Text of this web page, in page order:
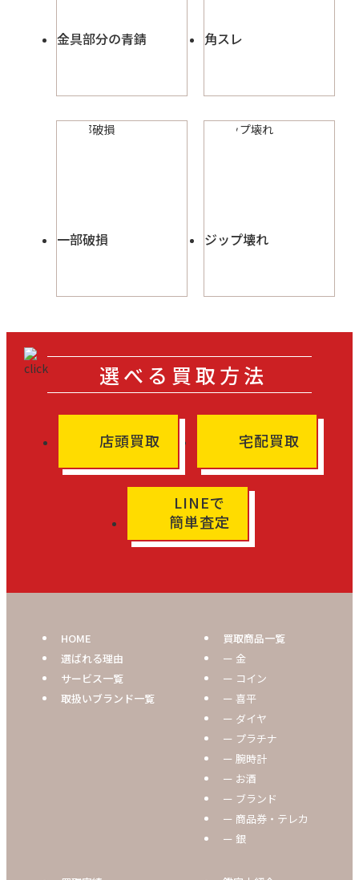
金具部分の青錆 角スレ
一部破損 ジップ壊れ
選べる買取方法
店頭買取 宅配買取
LINEで
簡単査定
HOME
選ばれる理由
サービス一覧
取扱いブランド一覧
買取商品一覧
ー 金
ー コイン
ー 喜平
ー ダイヤ
ー プラチナ
ー 腕時計
ー お酒
ー ブランド
ー 商品券・テレカ
ー 銀